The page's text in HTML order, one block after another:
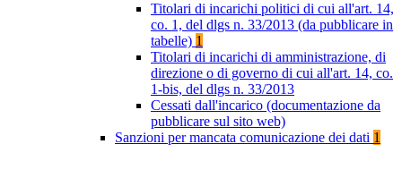
Titolari di incarichi politici di cui all'art. 14,
co. 1, del dlgs n. 33/2013 (da pubblicare in
tabelle) 1
Titolari di incarichi di amministrazione, di
direzione o di governo di cui all'art. 14, co.
1-bis, del dlgs n. 33/2013
Cessati dall'incarico (documentazione da
pubblicare sul sito web)
Sanzioni per mancata comunicazione dei dati 1